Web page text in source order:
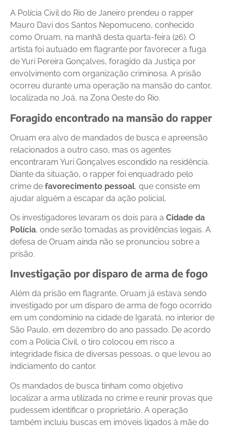
A Polícia Civil do Rio de Janeiro prendeu o rapper
Mauro Davi dos Santos Nepomuceno, conhecido
como Oruam, na manhã desta quarta-feira (26). O
artista foi autuado em flagrante por favorecer a fuga
de Yuri Pereira Gonçalves, foragido da Justiça por
envolvimento com organização criminosa. A prisão
ocorreu durante uma operação na mansão do cantor,
localizada no Joá, na Zona Oeste do Rio.
Foragido encontrado na mansão do rapper
Oruam era alvo de mandados de busca e apreensão
relacionados a outro caso, mas os agentes
encontraram Yuri Gonçalves escondido na residência.
Diante da situação, o rapper foi enquadrado pelo
crime de favorecimento pessoal, que consiste em
ajudar alguém a escapar da ação policial.
Os investigadores levaram os dois para a Cidade da
Polícia, onde serão tomadas as providências legais. A
defesa de Oruam ainda não se pronunciou sobre a
prisão.
Investigação por disparo de arma de fogo
Além da prisão em flagrante, Oruam já estava sendo
investigado por um disparo de arma de fogo ocorrido
em um condomínio na cidade de Igaratá, no interior de
São Paulo, em dezembro do ano passado. De acordo
com a Polícia Civil, o tiro colocou em risco a
integridade física de diversas pessoas, o que levou ao
indiciamento do cantor.
Os mandados de busca tinham como objetivo
localizar a arma utilizada no crime e reunir provas que
pudessem identificar o proprietário. A operação
também incluiu buscas em imóveis ligados à mãe do